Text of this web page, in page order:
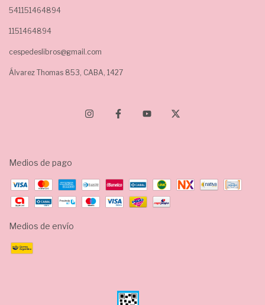
541151464894
1151464894
cespedeslibros@gmail.com
Álvarez Thomas 853, CABA, 1427
Medios de pago
Medios de envío